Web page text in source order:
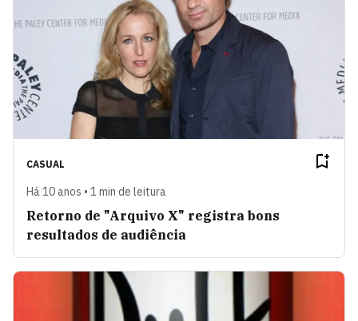
CASUAL
Há 10 anos • 1 min de leitura
Retorno de "Arquivo X" registra bons
resultados de audiência